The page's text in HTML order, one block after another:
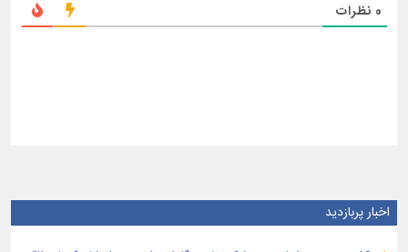
0 نظرات
اخبار پربازدید